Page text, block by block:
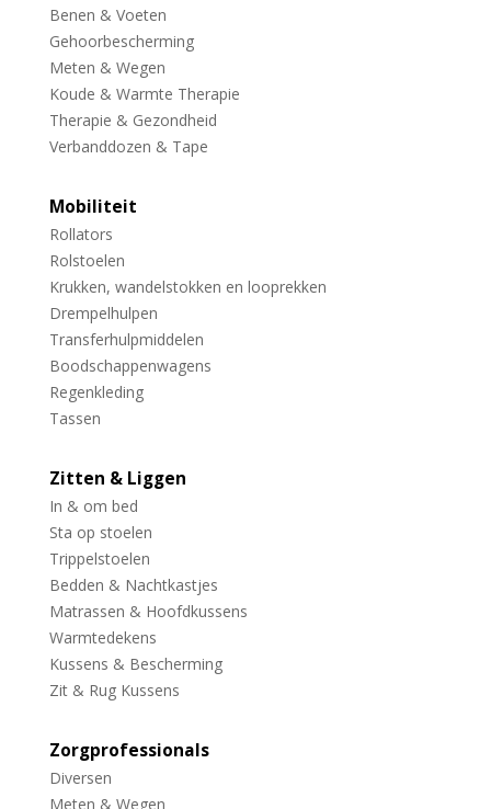
Benen & Voeten
Gehoorbescherming
Meten & Wegen
Koude & Warmte Therapie
Therapie & Gezondheid
Verbanddozen & Tape
Mobiliteit
Rollators
Rolstoelen
Krukken, wandelstokken en looprekken
Drempelhulpen
Transferhulpmiddelen
Boodschappenwagens
Regenkleding
Tassen
Zitten & Liggen
In & om bed
Sta op stoelen
Trippelstoelen
Bedden & Nachtkastjes
Matrassen & Hoofdkussens
Warmtedekens
Kussens & Bescherming
Zit & Rug Kussens
Zorgprofessionals
Diversen
Meten & Wegen